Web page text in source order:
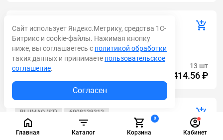
Главная Каталог
0
Корзина Кабинет
BLUMAQ (ST) 6008139350
6008139350 ST Стартер
13 шт
103 414.56 ₽
BLUMAQ (ST) 6008139312
6008139312 ST Стартер
Сайт использует Яндекс.Метрику, средства 1С-
Битрикс и cookie-файлы. Нажимая кнопку
ниже, вы соглашаетесь с политикой обработки
таких данных и принимаете пользовательское
соглашение.
Согласен